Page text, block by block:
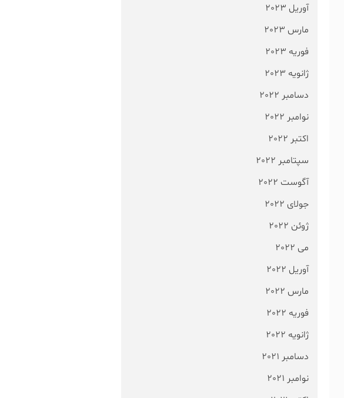
آوریل 2023
مارس 2023
فوریه 2023
ژانویه 2023
دسامبر 2022
نوامبر 2022
اکتبر 2022
سپتامبر 2022
آگوست 2022
جولای 2022
ژوئن 2022
می 2022
آوریل 2022
مارس 2022
فوریه 2022
ژانویه 2022
دسامبر 2021
نوامبر 2021